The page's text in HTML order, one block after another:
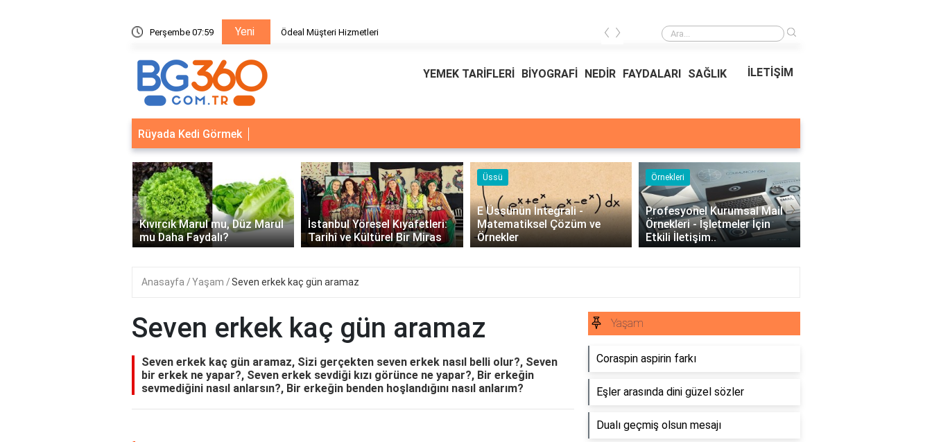
Perşembe 07:59 Yeni Ödeal Müşteri Hizmetleri Kıvırcık Marul mu, Düz Marul mu Daha Faydalı?
‹ ›
YEMEK TARİFLERİ BİYOGRAFİ NEDİR FAYDALARI SAĞLIK İLETİŞİM
Rüyada Kedi Görmek
Kıvırcık Marul mu, Düz Marul
mu Daha Faydalı?
İstanbul Yöresel Kıyafetleri:
Tarihî ve Kültürel Bir Miras
Üssü
E Üssünün İntegrali -
Matematiksel Çözüm ve
Örnekler
Örnekleri
Profesyonel Kurumsal Mail
Örnekleri - İşletmeler İçin
Etkili İletişim..
‹ ›
Anasayfa Yaşam Seven erkek kaç gün aramaz
Seven erkek kaç gün aramaz
Seven erkek kaç gün aramaz, Sizi gerçekten seven erkek nasıl belli olur?, Seven
bir erkek ne yapar?, Seven erkek sevdiği kızı görünce ne yapar?, Bir erkeğin
sevmediğini nasıl anlarsın?, Bir erkeğin benden hoşlandığını nasıl anlarım?
Yaşam
Coraspin aspirin farkı
Eşler arasında dini güzel sözler
Dualı geçmiş olsun mesajı